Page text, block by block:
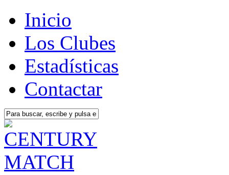
Inicio
Los Clubes
Estadísticas
Contactar